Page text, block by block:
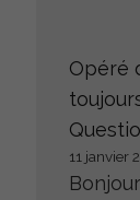
Opéré
11 janvier